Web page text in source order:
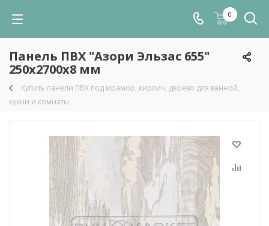
0
Панель ПВХ "Азори Эльзас 655"
250х2700х8 мм
Купить панели ПВХ под мрамор, кирпич, дерево для ванной,
кухни и комнаты